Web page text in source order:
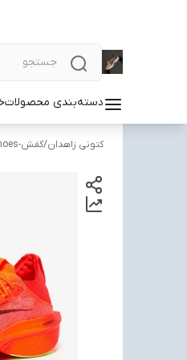
دسته‌بندی محصولات
کتونی زاهدان/کفش-shoes